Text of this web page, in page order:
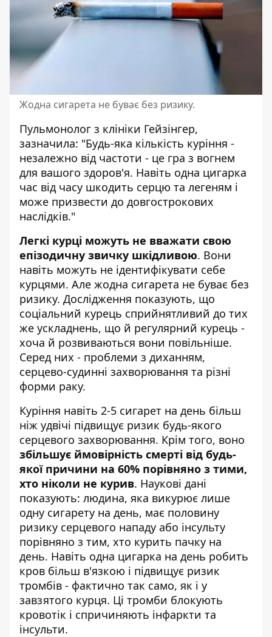
Жодна сигарета не буває без ризику.
Пульмонолог з клініки Гейзінгер,
зазначила: "Будь-яка кількість куріння -
незалежно від частоти - це гра з вогнем
для вашого здоров'я. Навіть одна цигарка
час від часу шкодить серцю та легеням і
може призвести до довгострокових
наслідків."
Легкі курці можуть не вважати свою
епізодичну звичку шкідливою. Вони
навіть можуть не ідентифікувати себе
курцями. Але жодна сигарета не буває без
ризику. Дослідження показують, що
соціальний курець сприйнятливий до тих
же ускладнень, що й регулярний курець -
хоча й розвиваються вони повільніше.
Серед них - проблеми з диханням,
серцево-судинні захворювання та різні
форми раку.
Куріння навіть 2-5 сигарет на день більш
ніж удвічі підвищує ризик будь-якого
серцевого захворювання. Крім того, воно
збільшує ймовірність смерті від будь-
якої причини на 60% порівняно з тими,
хто ніколи не курив. Наукові дані
показують: людина, яка викурює лише
одну сигарету на день, має половину
ризику серцевого нападу або інсульту
порівняно з тим, хто курить пачку на
день. Навіть одна цигарка на день робить
кров більш в'язкою і підвищує ризик
тромбів - фактично так само, як і у
завзятого курця. Ці тромби блокують
кровотік і спричиняють інфаркти та
інсульти.